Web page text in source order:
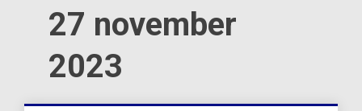
27 november
2023